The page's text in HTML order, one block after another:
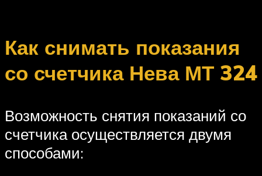
Как снимать показания
со счетчика Нева МТ 324
Возможность снятия показаний со
счетчика осуществляется двумя
способами: